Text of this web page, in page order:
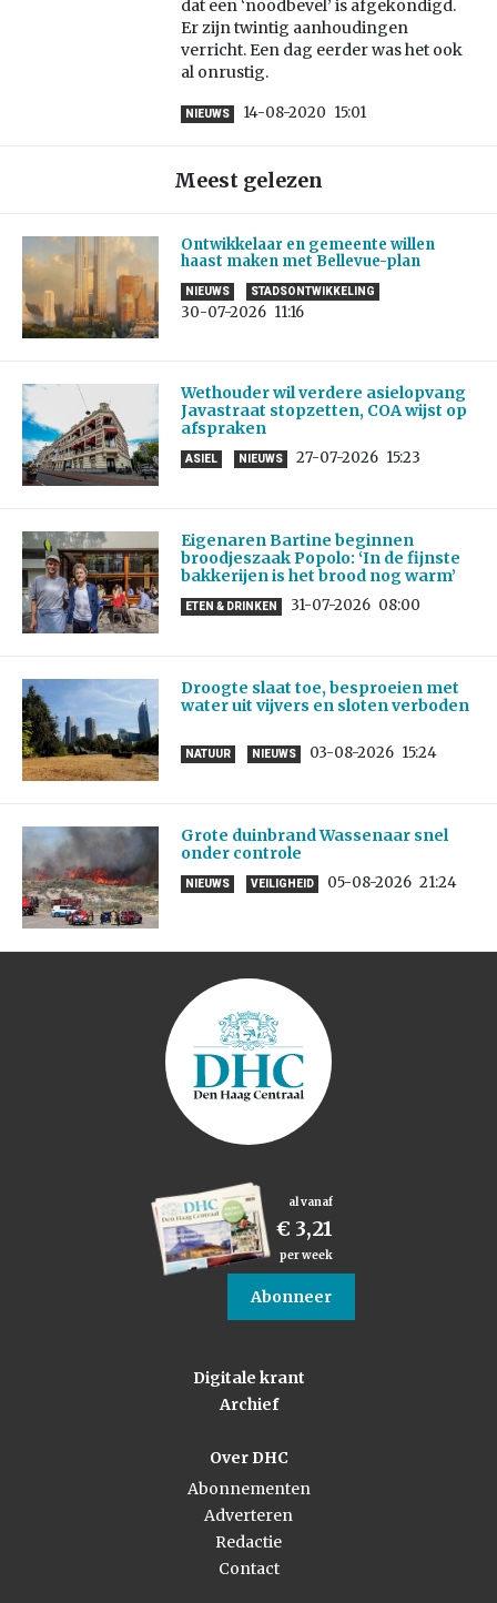
dat een ‘noodbevel’ is afgekondigd.
Er zijn twintig aanhoudingen
verricht. Een dag eerder was het ook
al onrustig.
NIEUWS 14-08-2020 15:01
Meest gelezen
Ontwikkelaar en gemeente willen
haast maken met Bellevue-plan
NIEUWS STADSONTWIKKELING
30-07-2026 11:16
Wethouder wil verdere asielopvang
Javastraat stopzetten, COA wijst op
afspraken
ASIEL NIEUWS 27-07-2026 15:23
Eigenaren Bartine beginnen
broodjeszaak Popolo: ‘In de fijnste
bakkerijen is het brood nog warm’
ETEN & DRINKEN 31-07-2026 08:00
Droogte slaat toe, besproeien met
water uit vijvers en sloten verboden
NATUUR NIEUWS 03-08-2026 15:24
Grote duinbrand Wassenaar snel
onder controle
NIEUWS VEILIGHEID 05-08-2026 21:24
al vanaf
€ 3,21
per week
Abonneer
Digitale krant
Archief
Over DHC
Abonnementen
Adverteren
Redactie
Contact